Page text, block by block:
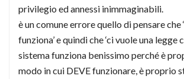
privilegio ed annessi inimmaginabili.
è un comune errore quello di pensare che
funziona’ e quindi che ‘ci vuole una legge
sistema funziona benissimo perché è
modo in cui DEVE funzionare, è proprio